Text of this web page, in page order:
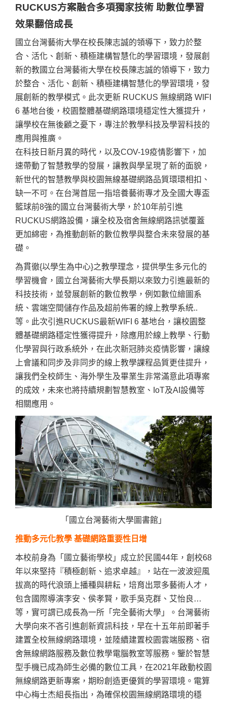
RUCKUS方案融合多項獨家技術 助數位學習
效果翻倍成長
國立台灣藝術大學在校長陳志誠的領導下，致力於整
合、活化、創新、積極建構智慧化的學習環境，發展創
新的教國立台灣藝術大學在校長陳志誠的領導下，致力
於整合、活化、創新、積極建構智慧化的學習環境，發
展創新的教學模式。此次更新 RUCKUS 無線網路 WIFI
6 基地台後，校園整體基礎網路環境穩定性大獲提升，
讓學校在無後顧之憂下，專注於教學科技及學習科技的
應用與推廣。
在科技日新月異的時代，以及COV-19疫情影響下，加
速帶動了智慧教學的發展，讓教與學呈現了新的面貌，
新世代的智慧教學與校園無線基礎網路品質環環相扣、
缺一不可。在台灣首屈一指培養藝術專才及全國大專盃
籃球前8強的國立台灣藝術大學，於10年前引進
RUCKUS網路設備，讓全校及宿舍無線網路訊號覆蓋
更加綿密，為推動創新的數位教學與整合未來發展的基
礎。
為貫徹{以學生為中心}之教學理念，提供學生多元化的
學習機會，國立台灣藝術大學長期以來致力引進最新的
科技技術，並發展創新的數位教學，例如數位繪圖系
統、雲端空間儲存作品及超前佈署的線上教學系統..
等。此次引進RUCKUS最新WIFI 6 基地台，讓校園整
體基礎網路穩定性獲得提升，除應用於線上教學、行動
化學習與行政系統外，在此次新冠肺炎疫情影響，讓線
上會議和同步及非同步的線上教學課程品質更佳提升，
讓我們全校師生、海外學生及畢業生非常滿意此項專案
的成效，未來也將持續規劃智慧教室、IoT及AI設備等
相關應用。
「國立台灣藝術大學圖書館」
推動多元化教學 基礎網路重要性日增
本校前身為「國立藝術學校」成立於民國44年，創校68
年以來堅持『積極創新、追求卓越』，站在一波波迎風
拔高的時代浪頭上播種與耕耘，培育出眾多藝術人才，
包含國際導演李安、侯孝賢，歌手吳克群、艾怡良…
等，實可謂已成長為一所「完全藝術大學」。 台灣藝術
大學向來不吝引進創新資訊科技，早在十五年前即著手
建置全校無線網路環境，並陸續建置校園雲端服務、宿
舍無線網路服務及數位教學電腦教室等服務。鑒於智慧
型手機已成為師生必備的數位工具，在2021年啟動校園
無線網路更新專案，期盼創造更優質的學習環境。 電算
中心梅士杰組長指出，為確保校園無線網路環境的穩